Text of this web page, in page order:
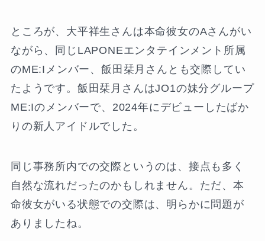
ところが、大平祥生さんは本命彼女のAさんがい
ながら、同じLAPONEエンタテインメント所属
のME:Iメンバー、飯田栞月さんとも交際してい
たようです。飯田栞月さんはJO1の妹分グループ
ME:Iのメンバーで、2024年にデビューしたばか
りの新人アイドルでした。
同じ事務所内での交際というのは、接点も多く
自然な流れだったのかもしれません。ただ、本
命彼女がいる状態での交際は、明らかに問題が
ありましたね。